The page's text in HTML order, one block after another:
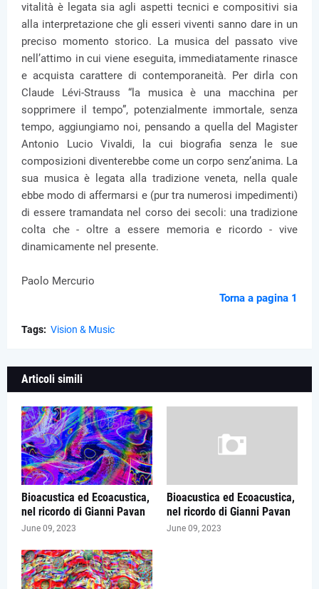
vitalità è legata sia agli aspetti tecnici e compositivi sia
alla interpretazione che gli esseri viventi sanno dare in un
preciso momento storico. La musica del passato vive
nell’attimo in cui viene eseguita, immediatamente rinasce
e acquista carattere di contemporaneità. Per dirla con
Claude Lévi-Strauss “la musica è una macchina per
sopprimere il tempo”, potenzialmente immortale, senza
tempo, aggiungiamo noi, pensando a quella del Magister
Antonio Lucio Vivaldi, la cui biografia senza le sue
composizioni diventerebbe come un corpo senz’anima. La
sua musica è legata alla tradizione veneta, nella quale
ebbe modo di affermarsi e (pur tra numerosi impedimenti)
di essere tramandata nel corso dei secoli: una tradizione
colta che - oltre a essere memoria e ricordo - vive
dinamicamente nel presente.
Paolo Mercurio
Torna a pagina 1
Tags: Vision & Music
Articoli simili
Bioacustica ed Ecoacustica,
nel ricordo di Gianni Pavan
June 09, 2023
Bioacustica ed Ecoacustica,
nel ricordo di Gianni Pavan
June 09, 2023